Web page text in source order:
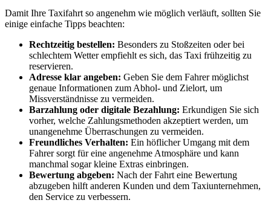
Damit Ihre Taxifahrt so angenehm wie möglich verläuft, sollten Sie
einige einfache Tipps beachten:
Rechtzeitig bestellen: Besonders zu Stoßzeiten oder bei
schlechtem Wetter empfiehlt es sich, das Taxi frühzeitig zu
reservieren.
Adresse klar angeben: Geben Sie dem Fahrer möglichst
genaue Informationen zum Abhol- und Zielort, um
Missverständnisse zu vermeiden.
Barzahlung oder digitale Bezahlung: Erkundigen Sie sich
vorher, welche Zahlungsmethoden akzeptiert werden, um
unangenehme Überraschungen zu vermeiden.
Freundliches Verhalten: Ein höflicher Umgang mit dem
Fahrer sorgt für eine angenehme Atmosphäre und kann
manchmal sogar kleine Extras einbringen.
Bewertung abgeben: Nach der Fahrt eine Bewertung
abzugeben hilft anderen Kunden und dem Taxiunternehmen,
den Service zu verbessern.